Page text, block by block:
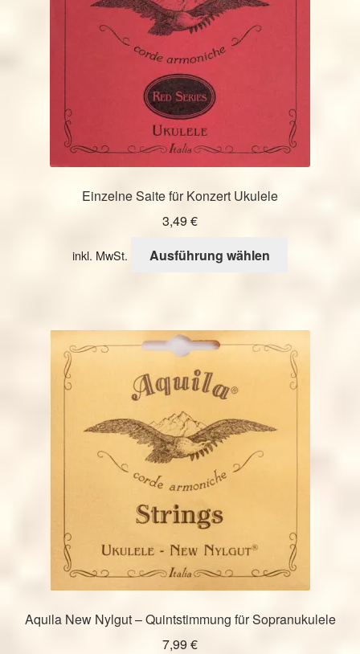
Einzelne Saite für Konzert Ukulele
3,49 €
inkl. MwSt. Ausführung wählen
Varianten
auf.
Die
Optionen
Aquila New Nylgut – Quintstimmung für Sopranukulele
7,99 €